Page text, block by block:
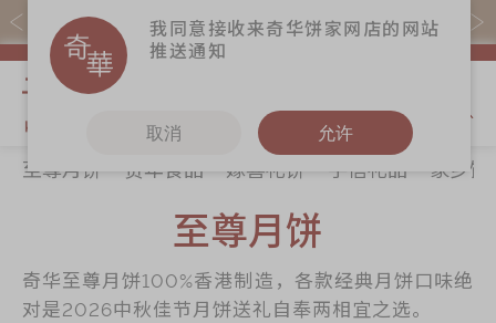
易赏钱会员凭推广码购买现货产品可赚易赏钱($5=1分)
关于奇华
分店网络
奇华饼食
至尊月饼
嫁喜礼饼
更多
奇华茶室
至尊月饼 贺年食品 嫁喜礼饼 手信礼品
家乡饼
至尊月饼
奇华至尊月饼100%香港制造，各款经典月饼口味绝
对是2026中秋佳节月饼送礼自奉两相宜之选。
我同意接收来奇华饼家网店的网站
推送通知
取消 允许